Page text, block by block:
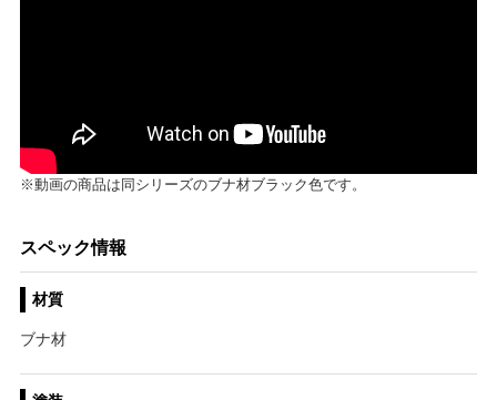
※動画の商品は同シリーズのブナ材ブラック色です。
スペック情報
材質
ブナ材